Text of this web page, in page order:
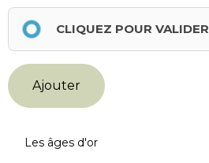
CLIQUEZ POUR VALIDER
Ajouter
Les âges d'or